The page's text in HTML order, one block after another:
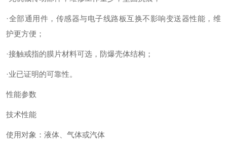
·全部通用件，传感器与电子线路板互换不影响变送器性能，维
护更方便；
·接触戒指的膜片材料可选，防爆壳体结构；
·业已证明的可靠性。
性能参数
技术性能
使用对象：液体、气体或汽体